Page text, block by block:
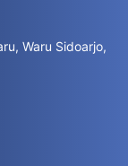
Waru Sidoarjo,